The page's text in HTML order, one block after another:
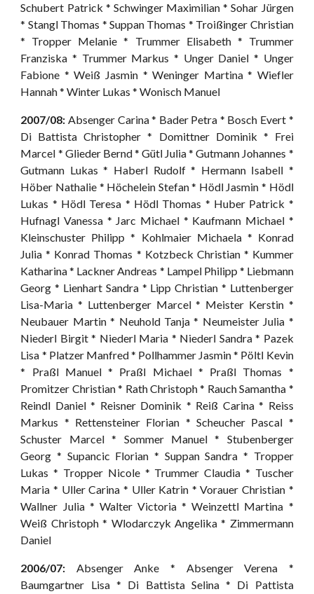
Schubert Patrick * Schwinger Maximilian * Sohar Jürgen
* Stangl Thomas * Suppan Thomas * Troißinger Christian
* Tropper Melanie * Trummer Elisabeth * Trummer
Franziska * Trummer Markus * Unger Daniel * Unger
Fabione * Weiß Jasmin * Weninger Martina * Wiefler
Hannah * Winter Lukas * Wonisch Manuel
2007/08: Absenger Carina * Bader Petra * Bosch Evert *
Di Battista Christopher * Domittner Dominik * Frei
Marcel * Glieder Bernd * Gütl Julia * Gutmann Johannes *
Gutmann Lukas * Haberl Rudolf * Hermann Isabell *
Höber Nathalie * Höchelein Stefan * Hödl Jasmin * Hödl
Lukas * Hödl Teresa * Hödl Thomas * Huber Patrick *
Hufnagl Vanessa * Jarc Michael * Kaufmann Michael *
Kleinschuster Philipp * Kohlmaier Michaela * Konrad
Julia * Konrad Thomas * Kotzbeck Christian * Kummer
Katharina * Lackner Andreas * Lampel Philipp * Liebmann
Georg * Lienhart Sandra * Lipp Christian * Luttenberger
Lisa-Maria * Luttenberger Marcel * Meister Kerstin *
Neubauer Martin * Neuhold Tanja * Neumeister Julia *
Niederl Birgit * Niederl Maria * Niederl Sandra * Pazek
Lisa * Platzer Manfred * Pollhammer Jasmin * Pöltl Kevin
* Praßl Manuel * Praßl Michael * Praßl Thomas *
Promitzer Christian * Rath Christoph * Rauch Samantha *
Reindl Daniel * Reisner Dominik * Reiß Carina * Reiss
Markus * Rettensteiner Florian * Scheucher Pascal *
Schuster Marcel * Sommer Manuel * Stubenberger
Georg * Supancic Florian * Suppan Sandra * Tropper
Lukas * Tropper Nicole * Trummer Claudia * Tuscher
Maria * Uller Carina * Uller Katrin * Vorauer Christian *
Wallner Julia * Walter Victoria * Weinzettl Martina *
Weiß Christoph * Wlodarczyk Angelika * Zimmermann
Daniel
2006/07: Absenger Anke * Absenger Verena *
Baumgartner Lisa * Di Battista Selina * Di Pattista